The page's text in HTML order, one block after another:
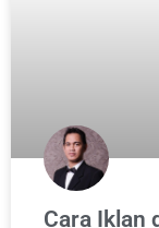
Cara Iklan